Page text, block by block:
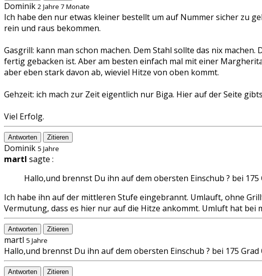
Dominik 2 Jahre 7 Monate
Ich habe den nur etwas kleiner bestellt um auf Nummer sicher zu
rein und raus bekommen.
Gasgrill: kann man schon machen. Dem Stahl sollte das nix
fertig gebacken ist. Aber am besten einfach mal mit einer
aber eben stark davon ab, wieviel Hitze von oben kommt.
Gehzeit: ich mach zur Zeit eigentlich nur Biga. Hier auf der Seite
Viel Erfolg.
Antworten Zitieren
Dominik 5 Jahre
martl sagte :
Hallo,und brennst Du ihn auf dem obersten Einschub ? bei
Ich habe ihn auf der mittleren Stufe eingebrannt. Umlauft, ohne
Vermutung, dass es hier nur auf die Hitze ankommt. Umluft hat bei
Antworten Zitieren
martl 5 Jahre
Hallo,und brennst Du ihn auf dem obersten Einschub ? bei 175
Antworten Zitieren